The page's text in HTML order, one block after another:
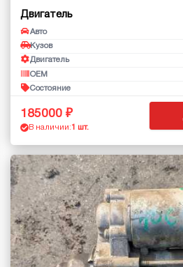
Двигатель
Авто
Кузов
Двигатель
OEM
Состояние
185000
В наличии: 1 шт.